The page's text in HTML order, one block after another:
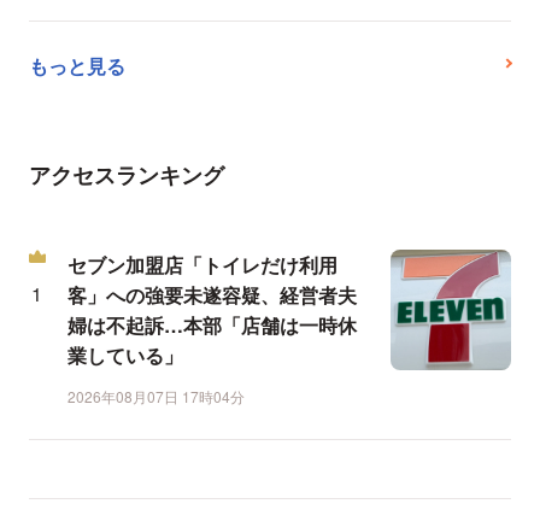
もっと見る
アクセスランキング
セブン加盟店「トイレだけ利用
客」への強要未遂容疑、経営者夫
婦は不起訴…本部「店舗は一時休
業している」
2026年08月07日 17時04分